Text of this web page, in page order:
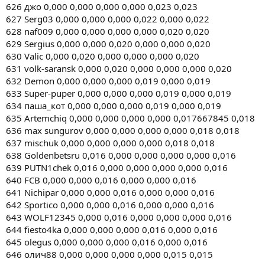
626 джо 0,000 0,000 0,000 0,000 0,023 0,023
627 Serg03 0,000 0,000 0,000 0,022 0,000 0,022
628 naf009 0,000 0,000 0,000 0,000 0,020 0,020
629 Sergius 0,000 0,000 0,020 0,000 0,000 0,020
630 Valic 0,000 0,020 0,000 0,000 0,000 0,020
631 volk-saransk 0,000 0,020 0,000 0,000 0,000 0,020
632 Demon 0,000 0,000 0,000 0,019 0,000 0,019
633 Super-puper 0,000 0,000 0,000 0,019 0,000 0,019
634 паша_кот 0,000 0,000 0,000 0,019 0,000 0,019
635 Artemchiq 0,000 0,000 0,000 0,000 0,017667845 0,018
636 max sungurov 0,000 0,000 0,000 0,000 0,018 0,018
637 mischuk 0,000 0,000 0,000 0,000 0,018 0,018
638 Goldenbetsru 0,016 0,000 0,000 0,000 0,000 0,016
639 PUTN1chek 0,016 0,000 0,000 0,000 0,000 0,016
640 FCB 0,000 0,000 0,016 0,000 0,000 0,016
641 Nichipar 0,000 0,000 0,016 0,000 0,000 0,016
642 Sportico 0,000 0,000 0,016 0,000 0,000 0,016
643 WOLF12345 0,000 0,016 0,000 0,000 0,000 0,016
644 fiesto4ka 0,000 0,000 0,000 0,016 0,000 0,016
645 olegus 0,000 0,000 0,000 0,016 0,000 0,016
646 олич88 0,000 0,000 0,000 0,000 0,015 0,015